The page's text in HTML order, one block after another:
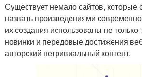
Существует немало сайтов, которые
назвать произведениями
их создания использованы не только
новинки и передовые достижения
авторский нетривиальный контент.